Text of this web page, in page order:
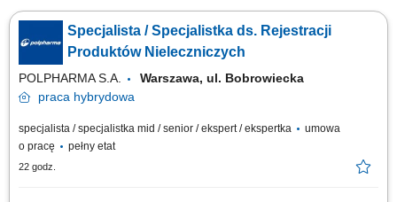
Specjalista / Specjalistka ds. Rejestracji
Produktów Nieleczniczych
POLPHARMA S.A.
Warszawa, ul. Bobrowiecka
praca hybrydowa
specjalista / specjalistka mid / senior / ekspert / ekspertka
umowa
o pracę
pełny etat
22 godz.